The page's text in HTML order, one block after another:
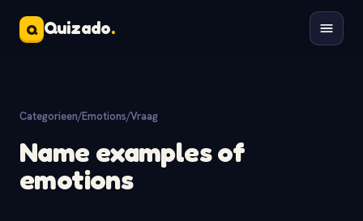
Q Quizado.
Categorieen/Emotions/Vraag
Name examples of
emotions